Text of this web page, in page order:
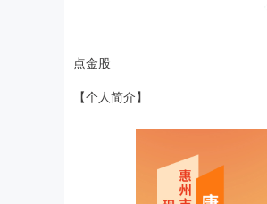
点金股
【个人简介】